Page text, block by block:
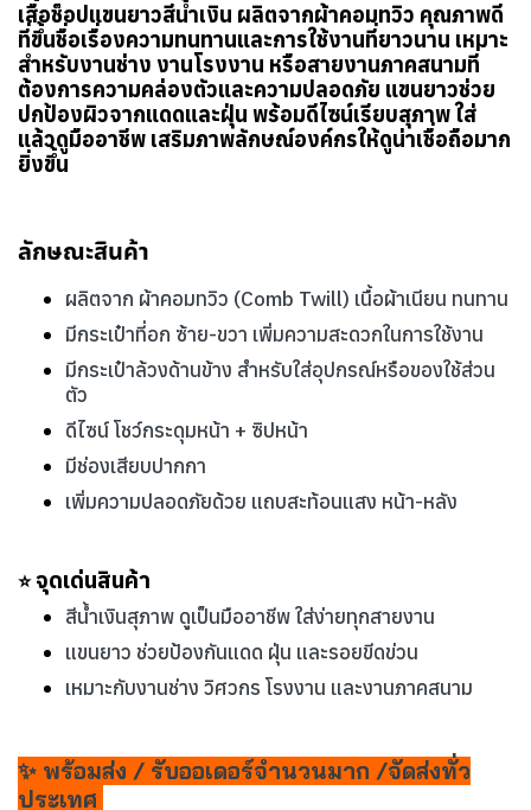
เสื้อช็อปแขนยาวสีน้ำเงิน ผลิตจากผ้าคอมทวิว คุณภาพดี
ที่ขึ้นชื่อเรื่องความทนทานและการใช้งานที่ยาวนาน เหมาะ
สำหรับงานช่าง งานโรงงาน หรือสายงานภาคสนามที่
ต้องการความคล่องตัวและความปลอดภัย แขนยาวช่วย
ปกป้องผิวจากแดดและฝุ่น พร้อมดีไซน์เรียบสุภาพ ใส่
แล้วดูมืออาชีพ เสริมภาพลักษณ์องค์กรให้ดูน่าเชื่อถือมาก
ยิ่งขึ้น
ลักษณะสินค้า
ผลิตจาก ผ้าคอมทวิว (Comb Twill) เนื้อผ้าเนียน ทนทาน
มีกระเป๋าที่อก ซ้าย-ขวา เพิ่มความสะดวกในการใช้งาน
มีกระเป๋าล้วงด้านข้าง สำหรับใส่อุปกรณ์หรือของใช้ส่วน
ตัว
ดีไซน์ โชว์กระดุมหน้า + ซิปหน้า
มีช่องเสียบปากกา
เพิ่มความปลอดภัยด้วย แถบสะท้อนแสง หน้า-หลัง
⭐จุดเด่นสินค้า
สีน้ำเงินสุภาพ ดูเป็นมืออาชีพ ใส่ง่ายทุกสายงาน
แขนยาว ช่วยป้องกันแดด ฝุ่น และรอยขีดข่วน
เหมาะกับงานช่าง วิศวกร โรงงาน และงานภาคสนาม
✨ พร้อมส่ง / รับออเดอร์จำนวนมาก /จัดส่งทั่ว
ประเทศ